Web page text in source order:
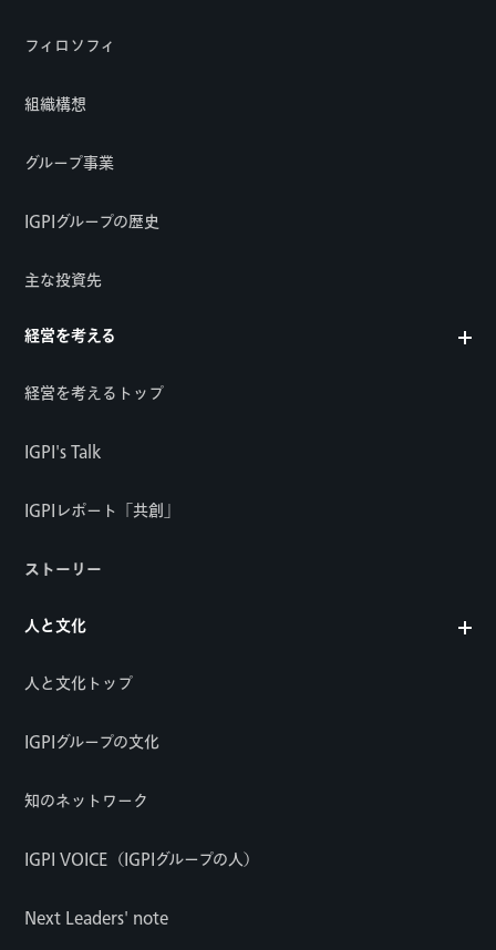
フィロソフィ
組織構想
グループ事業
IGPIグループの歴史
主な投資先
経営を考える
経営を考えるトップ
IGPI's Talk
IGPIレポート「共創」
ストーリー
人と文化
人と文化トップ
IGPIグループの文化
知のネットワーク
IGPI VOICE（IGPIグループの人）
Next Leaders' note